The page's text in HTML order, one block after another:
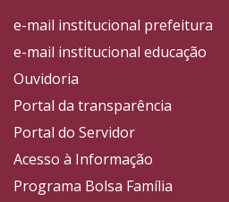
e-mail institucional prefeitura
e-mail institucional educação
Ouvidoria
Portal da transparência
Portal do Servidor
Acesso à Informação
Programa Bolsa Família